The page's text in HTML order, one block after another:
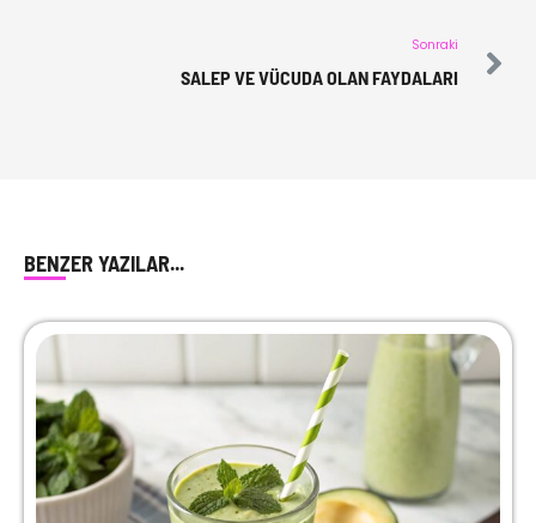
Sonraki
SALEP VE VÜCUDA OLAN FAYDALARI
BENZER YAZILAR...